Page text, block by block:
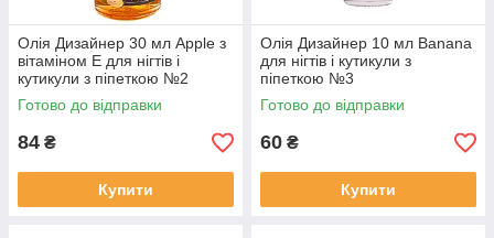
Олія Дизайнер 30 мл Apple з
вітаміном Е для нігтів і
кутикули з піпеткою №2
Готово до відправки
84 ₴
Купити
Олія Дизайнер 10 мл Banana
для нігтів і кутикули з
піпеткою №3
Готово до відправки
60 ₴
Купити